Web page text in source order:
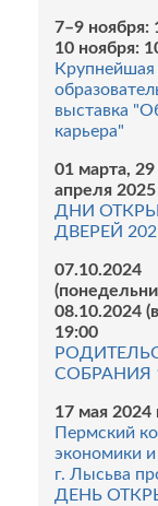
7–9 ноября:
10 ноября:
Крупнейшая
выставка
карьера"
01 марта,
апреля
ДНИ
ДВЕРЕЙ
07.10.2024
08.10.2024
19:00
СОБРАНИЯ
17 мая 2024
Пермский
экономики и
г. Лысьва
ДЕНЬ